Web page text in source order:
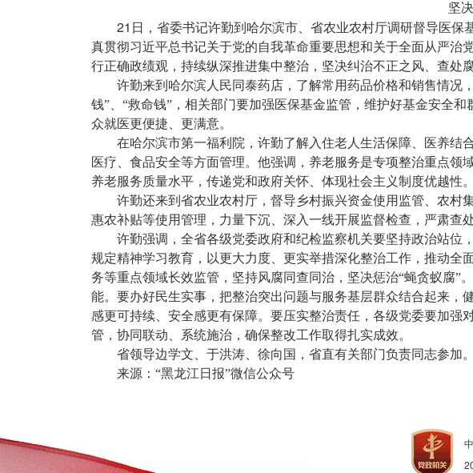
坚
21 日，省委书记许勤到哈尔滨市、省农业农村厅调研督导医
真贯彻习近平总书记关于党的自我革命重要思想和关于全面从严
行正确政绩观，持续纵深推进集中整治，坚决纠治不正之风、查处腐
许勤来到哈尔滨人民同泰药店，了解常用药品价格和销售情况
钱”、“救命钱”，相关部门要加强医保基金监管，维护好基金安全
众就医更便捷、更满意。
在哈尔滨市第一福利院，许勤了解入住老人生活保障、医养结
医疗、食品安全等方面管理。他强调，养老服务是专项整治重点
养老服务质量水平，传递党和政府关怀、体现社会主义制度优越性。
许勤还来到省农业农村厅，督导乡村振兴资金使用监管、农村
惠农补贴等使用管理，力量下沉、深入一线开展监督检查，严肃查
许勤强调，全省各级党委政府和纪检监察机关要坚持政治站位
规定精神学习教育，以更大力度、更实举措深化整治工作，推动
务等重点领域长效监管，坚持风腐同查同治，坚决惩治“蝇贪蚁腐
能。要办好民生实事，把整治突出问题与服务基层群众结合起来
感更可持续、安全感更有保障。要压实整治责任，各级党委要加
管，协同联动、系统施治，确保整改工作取得扎实成效。
省领导边学文、于洪涛、徐向国，省直有关部门负责同志参加。
来源：“黑龙江日报”微信公众号